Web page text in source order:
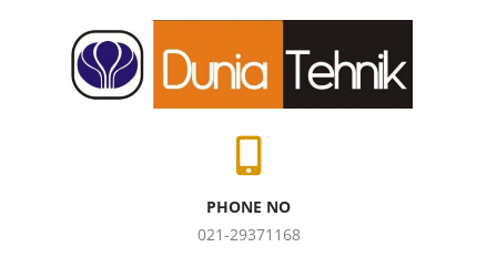
PHONE NO
021-29371168